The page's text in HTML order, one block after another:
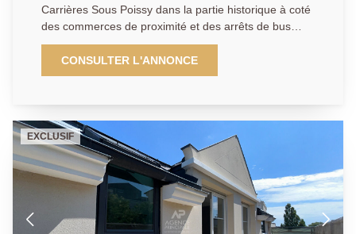
Carrières Sous Poissy dans la partie historique à coté
des commerces de proximité et des arrêts de bus
menant à la gare de Poissy (RER A et SNCF ligne J )
en 10 min, l'Agence Principale, vous propose en rez-
de-chaussée un grand studio de 31m² entièrement
ouverte aménagée et équipée, d'un séjour, d'une salle
de douche et d'un toilette séparé. L'accès au jardin
commun de la copropriété vient compléter ce bien.
Stationnement libre a proximité du studio. Idéal pour
investisseur ou premier achat AGENCE PRINCIPALE:
01.30.06.69.69 (Julie GOUMAIN agent commercial
RAC 909399941).
CONSULTER L'ANNONCE
EXCLUSIF